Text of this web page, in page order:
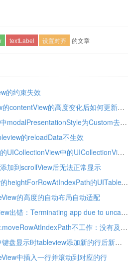
textLabel 设置对齐 的文章
的约束失效
【未解决】swift中TableView的contentView的高度变化后如何更新高度
［已解决］swift中tableview中modalPresentationStyle为Custom去presentViewController显示另外一个tableview结果第一次加载显示时很慢
的reloadData不生效
［已解决］tableview中内嵌的UICollectionView中的UICollectionViewCell不显示
加到scrollView后无法正常显示
［未解决］swift的tableView的heightForRowAtIndexPath的UITableViewAutomaticDimension返回-1
的高度的自动布局自动适配
［或许解决］swift的TableView出错：Terminating app due to uncaught exception ‘NSInternalInconsistencyException’, reason: ‘Invalid update: invalid number of rows in section 0
［已解决］swift中tableView.moveRowAtIndexPath不工作：没有及时响应
【workaround解决】Swift中键盘显示时tableview添加新的行后新添行只显示部分内容
中插入一行并滚动到对应的行